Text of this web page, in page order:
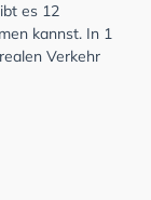
es 12
kannst. In 1
Verkehr